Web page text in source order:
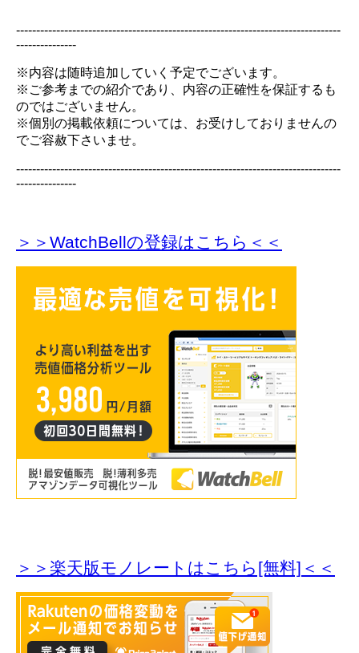
---------------------------------------------------------------------------------
---------------
※内容は随時追加していく予定でございます。
※ご参考までの紹介であり、内容の正確性を保証するも
のではございません。
※個別の掲載依頼については、お受けしておりませんの
でご容赦下さいませ。
---------------------------------------------------------------------------------
---------------
＞＞WatchBellの登録はこちら＜＜
＞＞楽天版モノレートはこちら[無料]＜＜